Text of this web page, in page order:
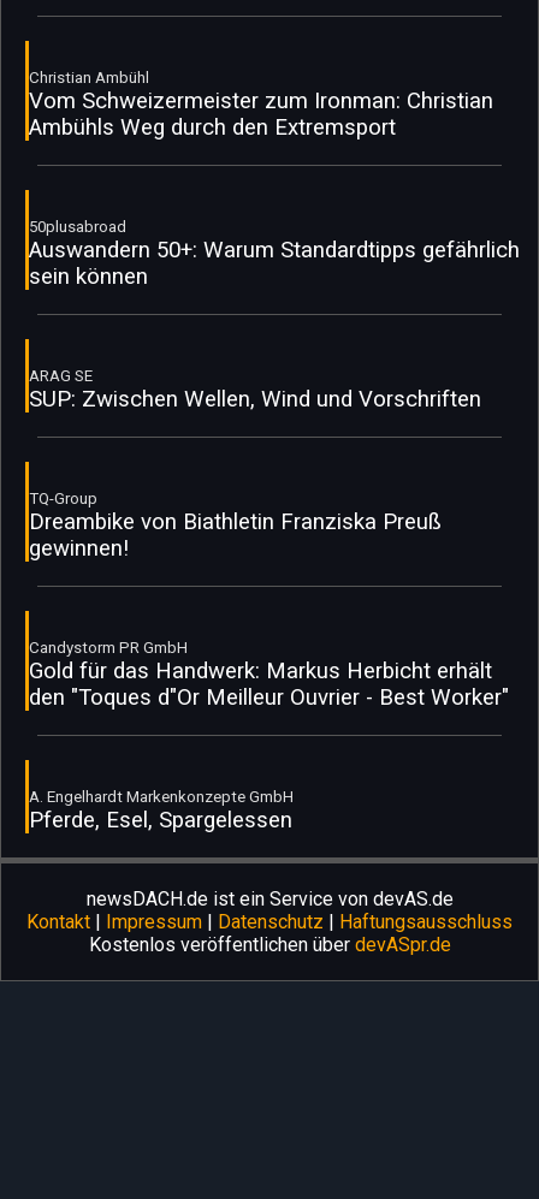
Christian Ambühl
Vom Schweizermeister zum Ironman: Christian
Ambühls Weg durch den Extremsport
50plusabroad
Auswandern 50+: Warum Standardtipps gefährlich
sein können
ARAG SE
SUP: Zwischen Wellen, Wind und Vorschriften
TQ-Group
Dreambike von Biathletin Franziska Preuß
gewinnen!
Candystorm PR GmbH
Gold für das Handwerk: Markus Herbicht erhält
den "Toques d"Or Meilleur Ouvrier - Best Worker"
A. Engelhardt Markenkonzepte GmbH
Pferde, Esel, Spargelessen
newsDACH.de ist ein Service von devAS.de
Kontakt | Impressum | Datenschutz | Haftungsausschluss
Kostenlos veröffentlichen über devASpr.de